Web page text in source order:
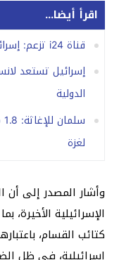
اقرأ أيضا...
قناة i24 تزعم: إسرائيل تتمركز داخل الخط الأصفر الأصلي
إسرائيل تستعد
الدولية
لغزة
وأشار المصدر إلى أن
الإسرائيلية
كتائب القسام،
إسرائيلية، في ظل